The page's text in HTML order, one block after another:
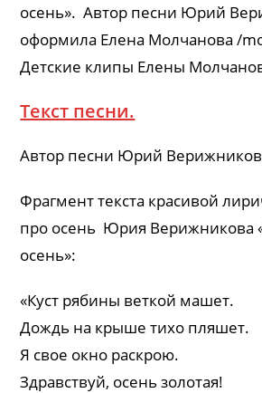
осень». Автор песни Юрий
оформила Елена Молчанова /
Детские клипы Елены
Текст песни.
Автор песни Юрий
Фрагмент текста красивой
про осень Юрия Верижникова
осень»:
«Куст рябины веткой машет.
Дождь на крыше тихо пляшет.
Я свое окно раскрою.
Здравствуй, осень золотая!